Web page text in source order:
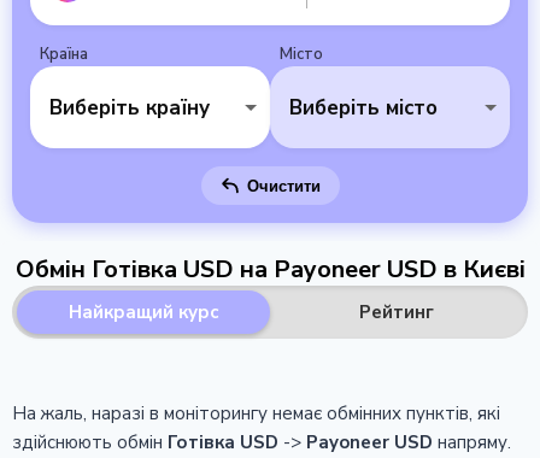
Країна
Виберіть країну
Місто
Виберіть місто
Очистити
Обмін Готівка USD на Payoneer USD в Києві
Найкращий курс Рейтинг
На жаль, наразі в моніторингу немає обмінних пунктів, які
здійснюють обмін Готівка USD -> Payoneer USD напряму.